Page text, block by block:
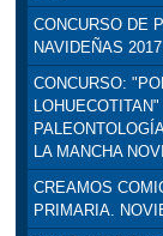
CONCURSO DE
NAVIDEÑAS 2017
CONCURSO:
LA MANCHA
CREAMOS
PRIMARIA.